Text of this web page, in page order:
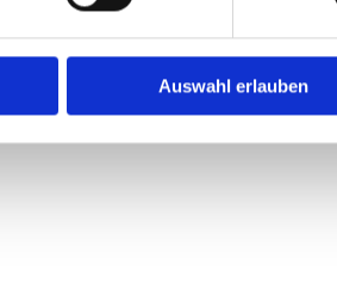
Auswahl erlauben